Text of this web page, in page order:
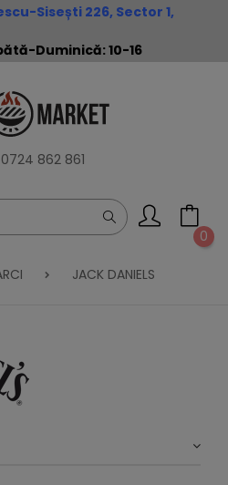
Sisești 226, Sector 1,
Duminică: 10-16
0724 862 861
0
JACK DANIELS